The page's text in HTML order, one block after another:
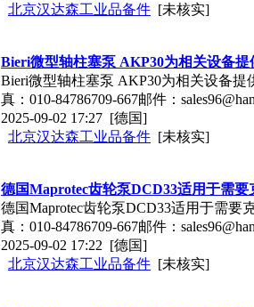
北京汉达森工业品备件 [未核实]
Bieri微型轴柱塞泵 AKP30为相关设备
Bieri微型轴柱塞泵 AKP30为相关设备提
真：010-84786709-667邮件：
2025-09-02 17:27 [德国]
北京汉达森工业品备件 [未核实]
德国Maprotec齿轮泵DCD33适用于需
德国Maprotec齿轮泵DCD33适用于需要
真：010-84786709-667邮件：
2025-09-02 17:22 [德国]
北京汉达森工业品备件 [未核实]